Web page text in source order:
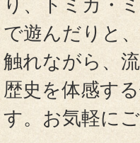
で遊んだりと
触れながら、
歴史を体感す
す。お気軽に